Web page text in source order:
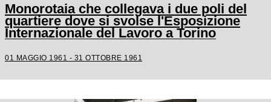
Monorotaia che collegava i due poli del
quartiere dove si svolse l'Esposizione
Internazionale del Lavoro a Torino
01 MAGGIO 1961 - 31 OTTOBRE 1961